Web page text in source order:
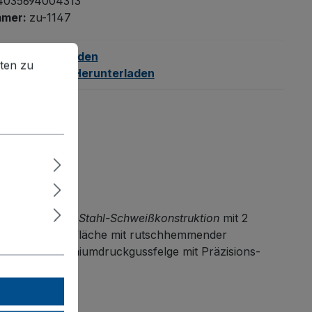
zu-1147
Herunterladen
Herunterladen
Die stabile Stahl-Schweißkonstruktion mit 2
Ladefläche mit rutschhemmender
auf Aluminiumdruckgussfelge mit Präzisions-
zu können.
Mehr Informationen ...
zu